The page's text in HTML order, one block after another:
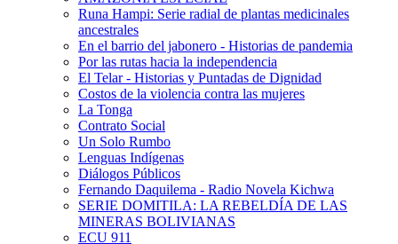
Runa Hampi: Serie radial de plantas medicinales
ancestrales
En el barrio del jabonero - Historias de pandemia
Por las rutas hacia la independencia
El Telar - Historias y Puntadas de Dignidad
Costos de la violencia contra las mujeres
La Tonga
Contrato Social
Un Solo Rumbo
Lenguas Indígenas
Diálogos Públicos
Fernando Daquilema - Radio Novela Kichwa
SERIE DOMITILA: LA REBELDÍA DE LAS
MINERAS BOLIVIANAS
ECU 911